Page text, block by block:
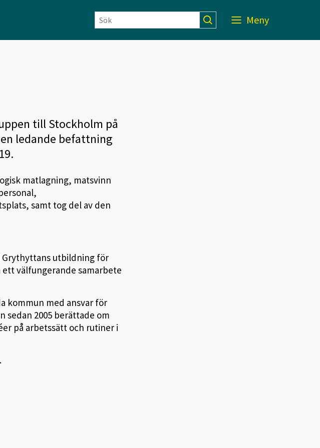
Meny
till Stockholm på
ledande befattning
matlagning, matsvinn
samt tog del av den
Grythyttans utbildning för
ett välfungerande samarbete
kommun med ansvar för
2005 berättade om
på arbetssätt och rutiner i